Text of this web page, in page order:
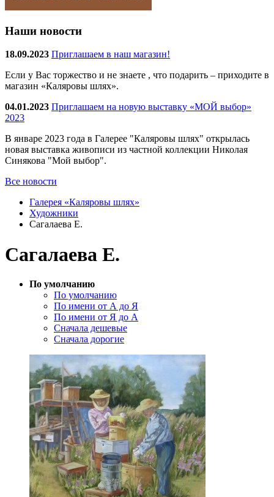
Наши новости
18.09.2023 Приглашаем в наш магазин!
Если у Вас торжество и не знаете , что подарить – приходите в
магазин «Каляровы шлях».
04.01.2023 Приглашаем на новую выставку «МОЙ выбор»
2023
В январе 2023 года в Галерее "Каляровы шлях" открылась
новая выставка живописи из частной коллекции Николая
Синякова "Мой выбор".
Все новости
Галерея «Каляровы шлях»
Художники
Сагалаева Е.
Сагалаева Е.
По умолчанию
По умолчанию
По имени от А до Я
По имени от Я до А
Сначала дешевые
Сначала дорогие